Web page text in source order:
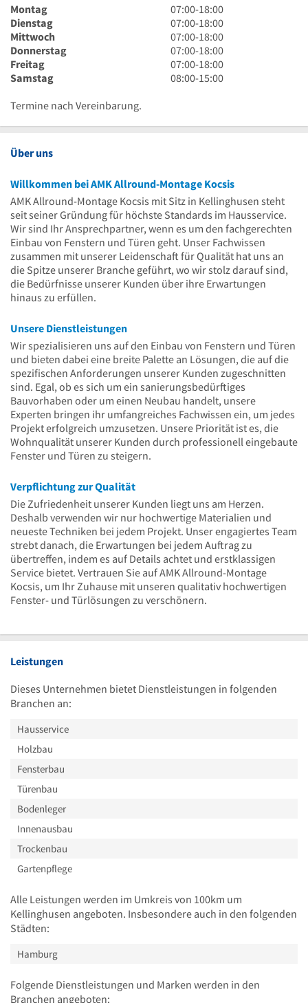
Montag
7
Uhr
bis
18
Uhr
07:00-18:00
Dienstag
7
Uhr
bis
18
Uhr
07:00-18:00
Mittwoch
7
Uhr
bis
18
07:00-18:00
Donnerstag
7
Uhr
bis
07:00-18:00
Freitag
7
Uhr
07:00-18:00
Samstag
8
Uhr
08:00-15:00
Termine nach Vereinbarung.
Über uns
Willkommen bei AMK Allround-Montage Kocsis
AMK Allround-Montage Kocsis mit Sitz in Kellinghusen steht
seit seiner Gründung für höchste Standards im Hausservice.
Wir sind Ihr Ansprechpartner, wenn es um den fachgerechten
Einbau von Fenstern und Türen geht. Unser Fachwissen
zusammen mit unserer Leidenschaft für Qualität hat uns an
die Spitze unserer Branche geführt, wo wir stolz darauf sind,
die Bedürfnisse unserer Kunden über ihre Erwartungen
hinaus zu erfüllen.
Unsere Dienstleistungen
Wir spezialisieren uns auf den Einbau von Fenstern und Türen
und bieten dabei eine breite Palette an Lösungen, die auf die
spezifischen Anforderungen unserer Kunden zugeschnitten
sind. Egal, ob es sich um ein sanierungsbedürftiges
Bauvorhaben oder um einen Neubau handelt, unsere
Experten bringen ihr umfangreiches Fachwissen ein, um jedes
Projekt erfolgreich umzusetzen. Unsere Priorität ist es, die
Wohnqualität unserer Kunden durch professionell eingebaute
Fenster und Türen zu steigern.
Verpflichtung zur Qualität
Die Zufriedenheit unserer Kunden liegt uns am Herzen.
Deshalb verwenden wir nur hochwertige Materialien und
neueste Techniken bei jedem Projekt. Unser engagiertes Team
strebt danach, die Erwartungen bei jedem Auftrag zu
übertreffen, indem es auf Details achtet und erstklassigen
Service bietet. Vertrauen Sie auf AMK Allround-Montage
Kocsis, um Ihr Zuhause mit unseren qualitativ hochwertigen
Fenster- und Türlösungen zu verschönern.
Leistungen
Dieses Unternehmen bietet Dienstleistungen in folgenden
Branchen an:
Hausservice
Holzbau
Fensterbau
Türenbau
Bodenleger
Innenausbau
Trockenbau
Gartenpflege
Alle Leistungen werden im Umkreis von 100km um
Kellinghusen angeboten. Insbesondere auch in den folgenden
Städten:
Hamburg
Folgende Dienstleistungen und Marken werden in den
Branchen angeboten: